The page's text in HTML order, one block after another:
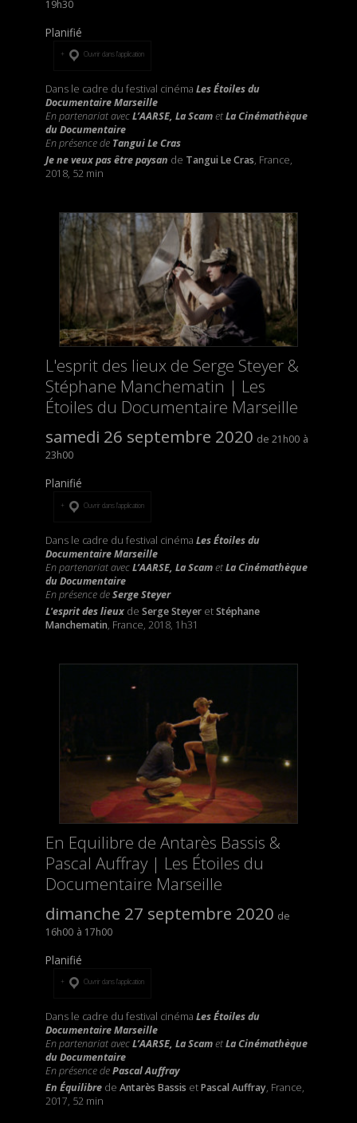
19h30
Planifié
Ouvrir dans l’application
Dans le cadre du festival cinéma Les Étoiles du
Documentaire Marseille
En partenariat avecL’AARSE, La ScametLa Cinémathèque
du Documentaire
En présence de Tangui Le Cras
Je ne veux pas être paysan de Tangui Le Cras, France,
2018, 52 min
L'esprit des lieux de Serge Steyer &
Stéphane Manchematin | Les
Étoiles du Documentaire Marseille
samedi 26 septembre 2020
21h00
23h00
Planifié
Ouvrir dans l’application
Dans le cadre du festival cinéma Les Étoiles du
Documentaire Marseille
En partenariat avecL’AARSE, La ScametLa Cinémathèque
du Documentaire
En présence deSerge Steyer
L'esprit des lieux de Serge Steyer etStéphane
Manchematin, France, 2018, 1h31
En Equilibre de Antarès Bassis &
Pascal Auffray | Les Étoiles du
Documentaire Marseille
dimanche 27 septembre 2020
16h00 17h00
Planifié
Ouvrir dans l’application
Dans le cadre du festival cinéma Les Étoiles du
Documentaire Marseille
En partenariat avecL’AARSE, La ScametLa Cinémathèque
du Documentaire
En présence dePascal Auffray
En Équilibrede Antarès Bassis etPascal Auffray, France,
2017, 52 min